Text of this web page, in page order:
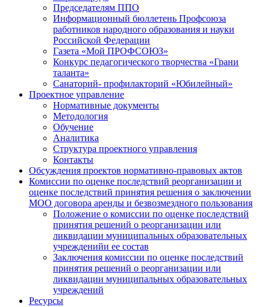
Председателям ППО
Информационный бюллетень Профсоюза
работников народного образования и науки
Российской Федерации
Газета «Мой ПРОФСОЮЗ»
Конкурс педагогического творчества «Грани
таланта»
Санаторий- профилакторий «Юбилейный»
Проектное управление
Нормативные документы
Методология
Обучение
Аналитика
Структура проектного управления
Контакты
Обсуждения проектов нормативно-правовых актов
Комиссии по оценке последствий реорганизации и
оценке последствий принятия решения о заключении
МОО договора аренды и безвозмездного пользования
Положение о комиссии по оценке последствий
принятия решений о реорганизации или
ликвидации муниципальных образовательных
учрежденийи ее состав
Заключения комиссии по оценке последствий
принятия решений о реорганизации или
ликвидации муниципальных образовательных
учреждений
Ресурсы